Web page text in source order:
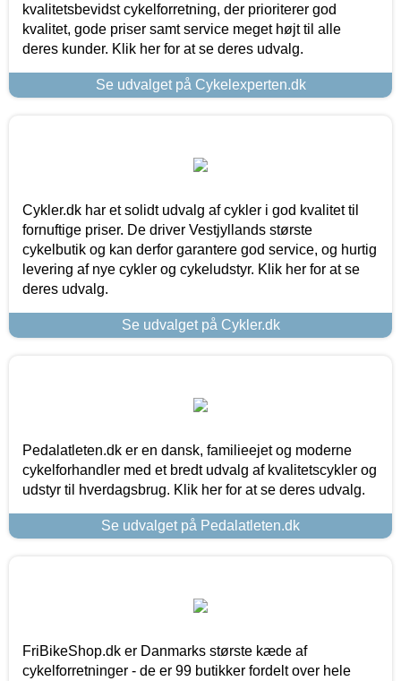
kvalitetsbevidst cykelforretning, der prioriterer god
kvalitet, gode priser samt service meget højt til alle
deres kunder. Klik her for at se deres udvalg.
Se udvalget på Cykelexperten.dk
Cykler.dk har et solidt udvalg af cykler i god kvalitet til
fornuftige priser. De driver Vestjyllands største
cykelbutik og kan derfor garantere god service, og hurtig
levering af nye cykler og cykeludstyr. Klik her for at se
deres udvalg.
Se udvalget på Cykler.dk
Pedalatleten.dk er en dansk, familieejet og moderne
cykelforhandler med et bredt udvalg af kvalitetscykler og
udstyr til hverdagsbrug. Klik her for at se deres udvalg.
Se udvalget på Pedalatleten.dk
FriBikeShop.dk er Danmarks største kæde af
cykelforretninger - de er 99 butikker fordelt over hele